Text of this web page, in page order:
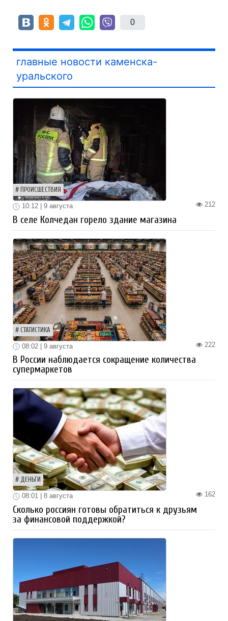
0
главные новости каменска-
уральского
ПРОИСШЕСТВИЯ
212
10:12 | 9 августа
В селе Колчедан горело здание магазина
СТАТИСТИКА
222
08:02 | 9 августа
В России наблюдается сокращение количества
супермаркетов
ДЕНЬГИ
162
08:01 | 8 августа
Сколько россиян готовы обратиться к друзьям
за финансовой поддержкой?